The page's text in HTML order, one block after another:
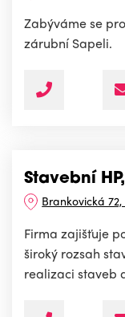
Zabýváme se
zárubní Sapeli.
Stavební
Brankovická 72,
Firma zajišťuje
široký rozsah
realizaci staveb